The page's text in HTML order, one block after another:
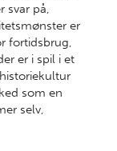
svar på,
er
fortidsbrug,
er i spil i et
som en
selv,